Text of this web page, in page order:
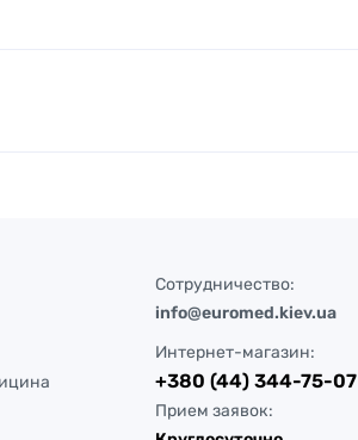
Сотрудничество:
info@euromed.kiev.ua
Интернет-магазин:
+380 (44) 344-75-07
Прием заявок: